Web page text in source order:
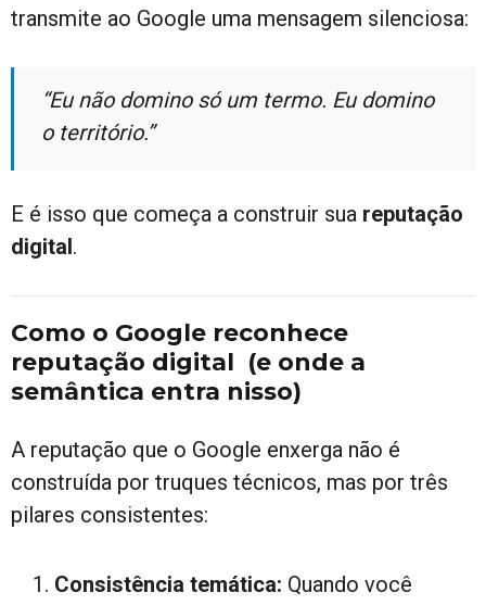
transmite ao Google uma mensagem silenciosa:
“Eu não domino só um termo. Eu domino
o território.”
E é isso que começa a construir sua reputação
digital.
Como o Google reconhece
reputação digital (e onde a
semântica entra nisso)
A reputação que o Google enxerga não é
construída por truques técnicos, mas por três
pilares consistentes:
Consistência temática: Quando você